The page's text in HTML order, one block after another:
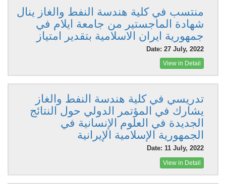
منتسب في كلية هندسة النفط والغاز ينال
شهادة الماجستير من جامعة ايلام في
جمهورية ايران الاسلامية بتقدير امتياز
Date: 27 July, 2022
View in Detail
تدريسي في كلية هندسة النفط والغاز
يشارك في المؤتمر الدولي حول النتائج
الجديدة في العلوم الإنسانية في
الجمهورية الإسلامية الإيرانية
Date: 11 July, 2022
View in Detail